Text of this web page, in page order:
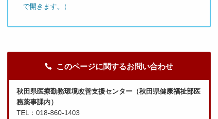
で開きます。）
このページに関するお問い合わせ
秋田県医療勤務環境改善支援センター（秋田県健康福祉部医
務薬事課内）
TEL：018-860-1403